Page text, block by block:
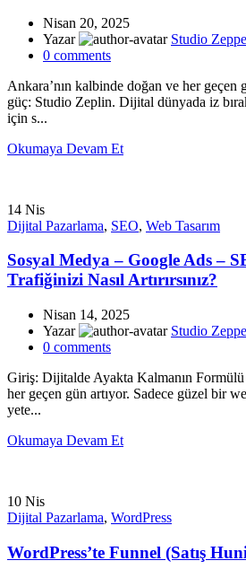
Nisan 20, 2025
Yazar
Studio
0 comments
Ankara’nın kalbinde doğan ve her geçen
güç: Studio Zeplin. Dijital dünyada iz
için s...
Okumaya Devam Et
14 Nis
Dijital Pazarlama, SEO, Web Tasarım
Sosyal Medya – Google Ads –
Trafiğinizi Nasıl Artırırsınız?
Nisan 14, 2025
Yazar
Studio
0 comments
Giriş: Dijitalde Ayakta Kalmanın
her geçen gün artıyor. Sadece güzel bir
yete...
Okumaya Devam Et
10 Nis
Dijital Pazarlama, WordPress
WordPress’te Funnel (Satış